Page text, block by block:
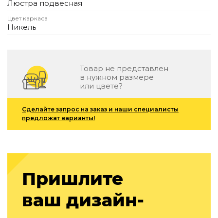
Подбор, производство и комплектация по вашему
Все категории товаров
Люстра подвесная
Цвет каркаса
Никель
Товар не представлен
в нужном размере
или цвете?
Сделайте запрос на заказ и наши специалисты
предложат варианты!
Пришлите
ваш дизайн-